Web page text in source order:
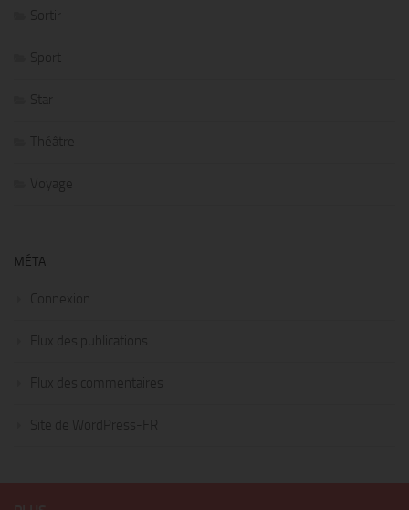
Sortir
Sport
Star
Théâtre
Voyage
MÉTA
Connexion
Flux des publications
Flux des commentaires
Site de WordPress-FR